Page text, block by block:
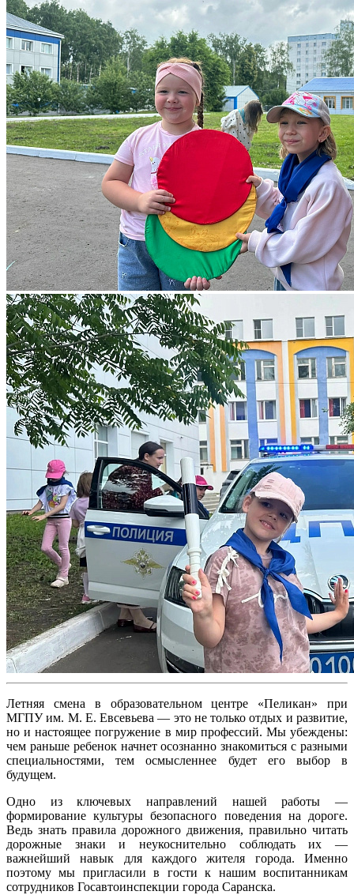
Летняя смена в образовательном центре «Пеликан» при
МГПУ им. М. Е. Евсевьева — это не только отдых и развитие,
но и настоящее погружение в мир профессий. Мы убеждены:
чем раньше ребенок начнет осознанно знакомиться с разными
специальностями, тем осмысленнее будет его выбор в
будущем.
Одно из ключевых направлений нашей работы —
формирование культуры безопасного поведения на дороге.
Ведь знать правила дорожного движения, правильно читать
дорожные знаки и неукоснительно соблюдать их —
важнейший навык для каждого жителя города. Именно
поэтому мы пригласили в гости к нашим воспитанникам
сотрудников Госавтоинспекции города Саранска.